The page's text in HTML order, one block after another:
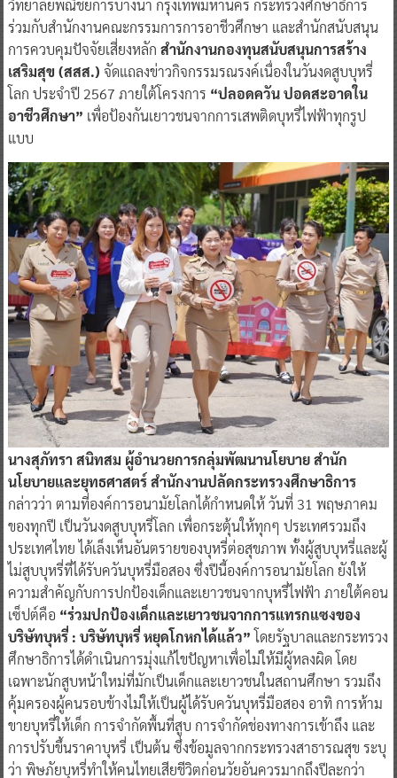
วิทยาลัยพณิชยการบางนา กรุงเทพมหานคร กระทรวงศึกษาธิการ
ร่วมกับสํานักงานคณะกรรมการการอาชีวศึกษา และสํานักสนับสนุน
การควบคุมปัจจัยเสี่ยงหลักสํานักงานกองทุนสนับสนุนการสร้าง
เสริมสุข (สสส.)จัดแถลงข่าวกิจกรรมรณรงค์เนื่องในวันงดสูบบุหรี่
โลก ประจำปี 2567 ภายใต้โครงการ“ปลอดควัน ปอดสะอาดใน
อาชีวศึกษา”
นางสุภัทรา สนิทสม ผู้อำนวยการกลุ่มพัฒนานโยบาย สำนัก
นโยบายและยุทธศาสตร์ สำนักงานปลัดกระทรวงศึกษาธิการ
กล่าวว่า ตามที่องค์การอนามัยโลกได้กำหนดให้ วันที่ 31 พฤษภาคม
ของทุกปี เป็นวันงดสูบบุหรี่โลก เพื่อกระตุ้นให้ทุกๆ ประเทศรวมถึง
ประเทศไทย ได้เล็งเห็นอันตรายของบุหรี่ต่อสุขภาพ ทั้งผู้สูบบุหรี่และผู้
ไม่สูบบุหรี่ที่ได้รับควันบุหรี่มือสอง ซึ่งปีนี้องค์การอนามัยโลก ยังให้
ความสำคัญกับการปกป้องเด็กและเยาวชนจากบุหรี่ไฟฟ้า ภายใต้คอน
เซ็ปต์คือ“ร่วมปกป้องเด็กและเยาวชนจากการแทรกแซงของ
บริษัทบุหรี่ : บริษัทบุหรี่ หยุดโกหกได้แล้ว”โดยรัฐบาลและกระทรวง
ศึกษาธิการได้ดำเนินการมุ่งแก้ไขปัญหาเพื่อไม่ให้มีผู้หลงผิด โดย
เฉพาะนักสูบหน้าใหม่ที่มักเป็นเด็กและเยาวชนในสถานศึกษา รวมถึง
คุ้มครองผู้คนรอบข้างไม่ให้เป็นผู้ได้รับควันบุหรี่มือสอง อาทิ การห้าม
ขายบุหรี่ให้เด็ก การจำกัดพื้นที่สูบ การจำกัดช่องทางการเข้าถึง และ
การปรับขึ้นราคาบุหรี่ เป็นต้น ซึ่งข้อมูลจากกระทรวงสาธารณสุข ระบุ